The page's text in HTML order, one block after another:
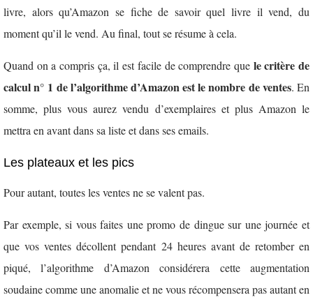
livre, alors qu’Amazon se fiche de savoir quel livre il vend, du
moment qu’il le vend. Au final, tout se résume à cela.
Quand on a compris ça, il est facile de comprendre que le critère de
calcul n° 1 de l’algorithme d’Amazon est le nombre de ventes. En
somme, plus vous aurez vendu d’exemplaires et plus Amazon le
mettra en avant dans sa liste et dans ses emails.
Les plateaux et les pics
Pour autant, toutes les ventes ne se valent pas.
Par exemple, si vous faites une promo de dingue sur une journée et
que vos ventes décollent pendant 24 heures avant de retomber en
piqué, l’algorithme d’Amazon considérera cette augmentation
soudaine comme une anomalie et ne vous récompensera pas autant en